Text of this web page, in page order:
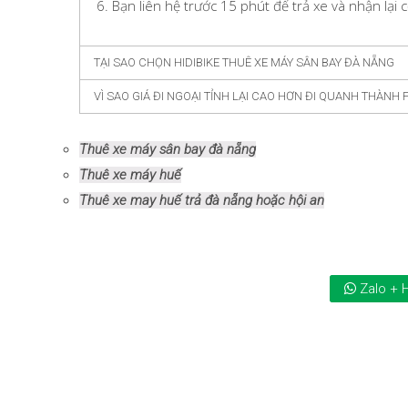
Bạn liên hệ trước 15 phút để trả xe và nhận lại
TẠI SAO CHỌN HIDIBIKE THUÊ XE MÁY SÂN BAY ĐÀ NẴNG
VÌ SAO GIÁ ĐI NGOẠI TỈNH LẠI CAO HƠN ĐI QUANH THÀNH
Thuê xe máy sân bay đà nẵng
Thuê xe máy huế
Thuê xe may huế trả đà nẵng hoặc hội an
Zalo +